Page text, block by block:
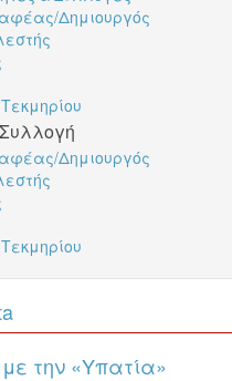
Δημιουργός
Δημιουργός
την «Υπατία»